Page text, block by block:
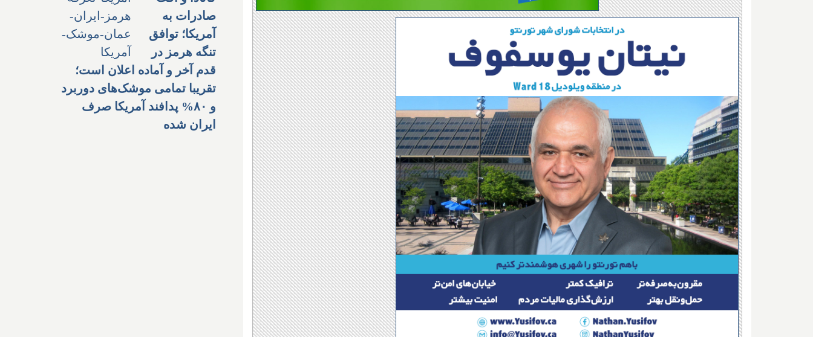
صادرات به
آمریکا؛ توافق
تنگه هرمز در
قدم آخر و آماده اعلان است؛
تقریبا تمامی موشک‌های دوربرد
و ۸۰% پدافند آمریکا صرف
ایران شده